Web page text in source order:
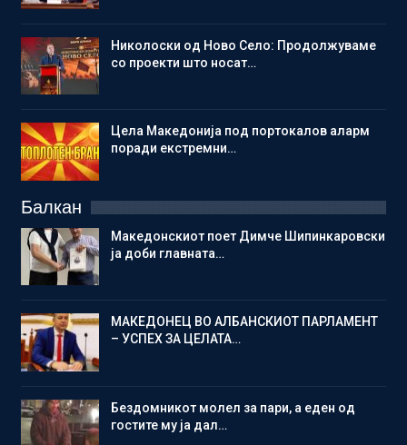
Николоски од Ново Село: Продолжуваме
со проекти што носат…
Цела Македонија под портокалов аларм
поради екстремни…
Балкан
Македонскиот поет Димче Шипинкаровски
ја доби главната…
МАКЕДОНЕЦ ВО АЛБАНСКИОТ ПАРЛАМЕНТ
– УСПЕХ ЗА ЦЕЛАТА…
Бездомникот молел за пари, а еден од
гостите му ја дал…